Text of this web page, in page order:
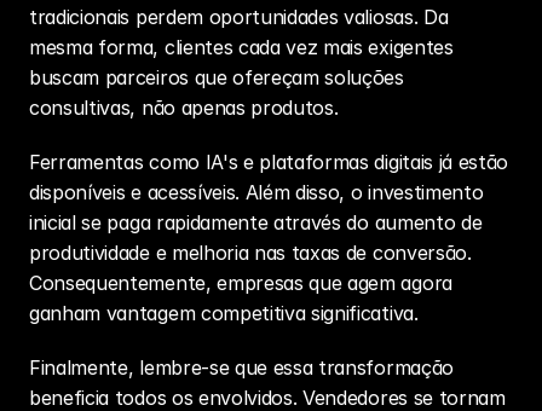
tradicionais perdem oportunidades valiosas. Da
mesma forma, clientes cada vez mais exigentes
buscam parceiros que ofereçam soluções
consultivas, não apenas produtos.
Ferramentas como IA's e plataformas digitais já estão
disponíveis e acessíveis. Além disso, o investimento
inicial se paga rapidamente através do aumento de
produtividade e melhoria nas taxas de conversão.
Consequentemente, empresas que agem agora
ganham vantagem competitiva significativa.
Finalmente, lembre-se que essa transformação
beneficia todos os envolvidos. Vendedores se tornam